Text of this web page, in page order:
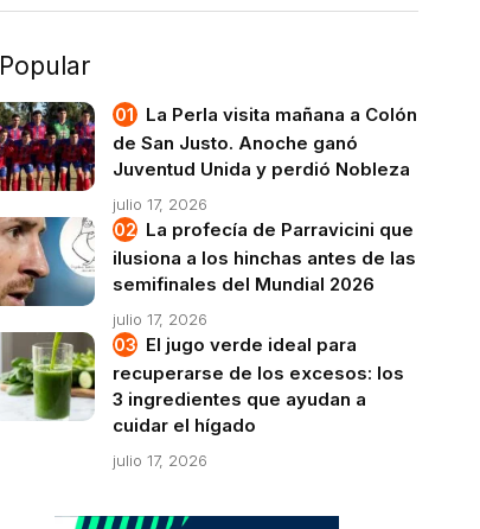
Popular
La Perla visita mañana a Colón
de San Justo. Anoche ganó
Juventud Unida y perdió Nobleza
julio 17, 2026
La profecía de Parravicini que
ilusiona a los hinchas antes de las
semifinales del Mundial 2026
julio 17, 2026
El jugo verde ideal para
recuperarse de los excesos: los
3 ingredientes que ayudan a
cuidar el hígado
julio 17, 2026